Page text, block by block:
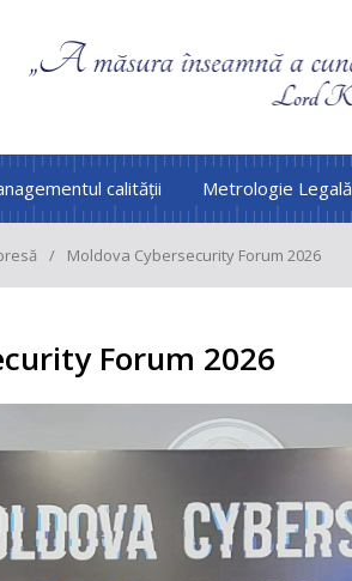
calității Metrologie Legală
Moldova Cybersecurity Forum 2026
Forum 2026